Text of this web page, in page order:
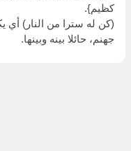
كظيم}.
(كن له سترا من النار) أي
جهنم، حائلا بينه وبينها.